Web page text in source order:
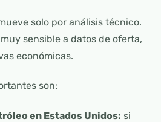
solo por análisis técnico.
sensible a datos de oferta,
económicas.
son:
en Estados Unidos: si